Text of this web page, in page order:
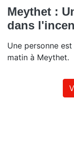
Meythet :
dans
Une personne
matin à Meythet.